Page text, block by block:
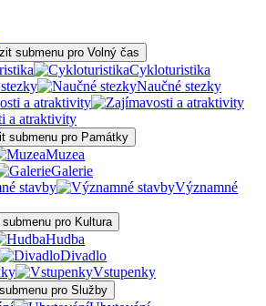
submenu pro Volný čas
Cykloturistika
Naučné stezky
a atraktivity
submenu pro Památky
Muzea
Galerie
Významné
pro Kultura
Hudba
Divadlo
Vstupenky
pro Služby